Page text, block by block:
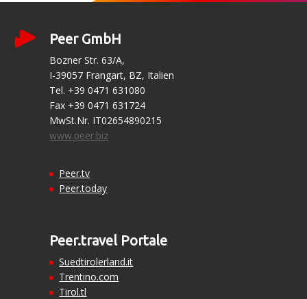
Peer GmbH
Bozner Str. 63/A,
I-39057 Frangart, BZ, Italien
Tel. +39 0471 631080
Fax +39 0471 631724
MwSt.Nr. IT02654890215
www.peer.biz
Peer.tv
Peer.today
Peer.travel Portale
Suedtirolerland.it
Trentino.com
Tirol.tl